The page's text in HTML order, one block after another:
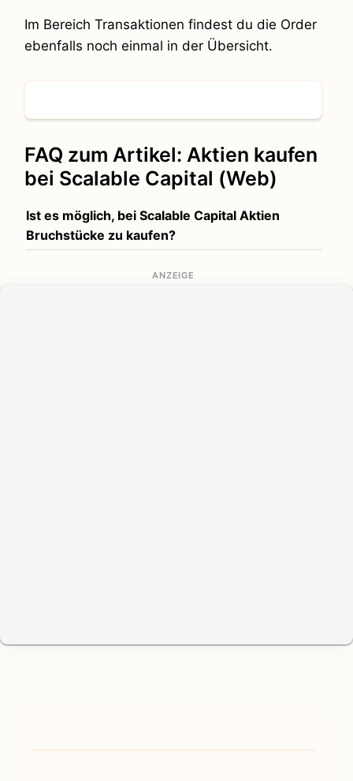
Im Bereich Transaktionen findest du die Order
ebenfalls noch einmal in der Übersicht.
FAQ zum Artikel: Aktien kaufen
bei Scalable Capital (Web)
Ist es möglich, bei Scalable Capital Aktien
Bruchstücke zu kaufen?
Eine reguläre Order ermöglicht den Kauf von
Bruchstücken derzeit nicht – diese werden meist
ANZEIGE